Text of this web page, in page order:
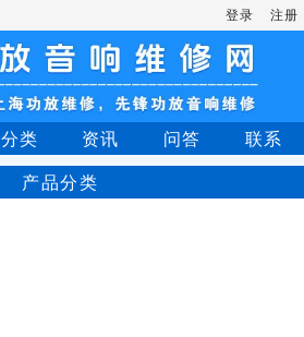
登录 注册
分类 资讯 问答
联系
产品分类